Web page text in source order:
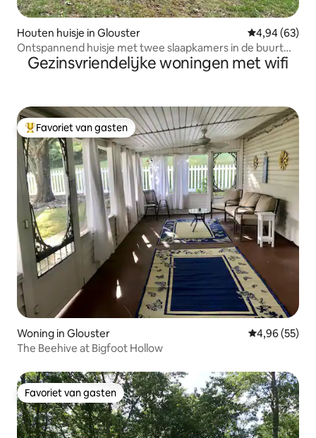
Houten huisje in Glouster Gemiddelde
4,94 (63)
Ontspannend huisje met twee slaapkamers in de buurt
van Burr Oak State Park
Gezinsvriendelijke woningen met wifi
Topfavoriet van gasten
Favoriet van gasten
Woning in Glouster Gemiddelde
4,96 (55)
The Beehive at Bigfoot Hollow
Favoriet van gasten
Favoriet van gasten